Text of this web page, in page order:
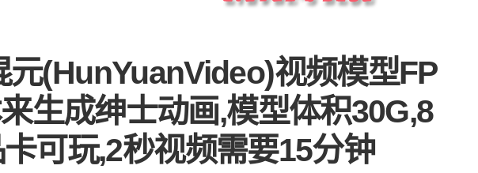
元(HunYuanVideo)视频模型FP
生成绅士动画,模型体积30G,8
可玩,2秒视频需要15分钟